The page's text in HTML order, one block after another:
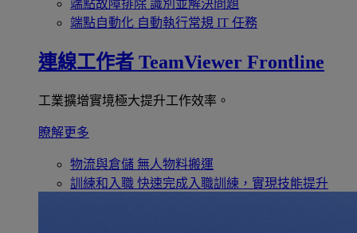
端點故障排除 識別並解決問題
端點自動化 自動執行常規 IT 任務
連線工作者 TeamViewer Frontline
工業擴增實境極大提升工作效率。
瞭解更多
物流與倉儲 無人物料搬運
訓練和入職 快速完成入職訓練，實現技能提升